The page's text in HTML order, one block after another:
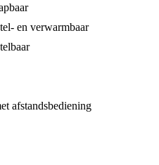
en verwarmbaar
afstandsbediening